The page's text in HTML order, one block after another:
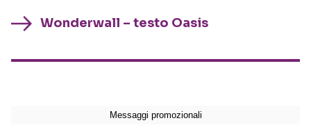
Wonderwall – testo Oasis